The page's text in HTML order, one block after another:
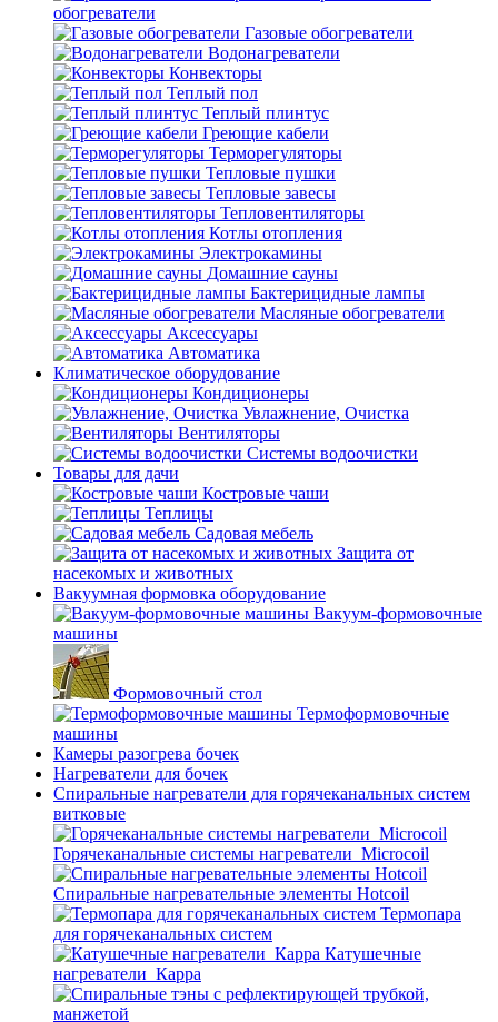
обогреватели
Газовые обогреватели
Водонагреватели
Конвекторы
Теплый пол
Теплый плинтус
Греющие кабели
Терморегуляторы
Тепловые пушки
Тепловые завесы
Тепловентиляторы
Котлы отопления
Электрокамины
Домашние сауны
Бактерицидные лампы
Масляные обогреватели
Аксессуары
Автоматика
Климатическое оборудование
Кондиционеры
Увлажнение, Очистка
Вентиляторы
Системы водоочистки
Товары для дачи
Костровые чаши
Теплицы
Садовая мебель
Защита от
насекомых и животных
Вакуумная формовка оборудование
Вакуум-формовочные
машины
Формовочный стол
Термоформовочные
машины
Камеры разогрева бочек
Нагреватели для бочек
Спиральные нагреватели для горячеканальных систем
витковые
Горячеканальные системы нагреватели_Microcoil
Спиральные нагревательные элементы Hotcoil
Термопара
для горячеканальных систем
Катушечные
нагреватели_Карра